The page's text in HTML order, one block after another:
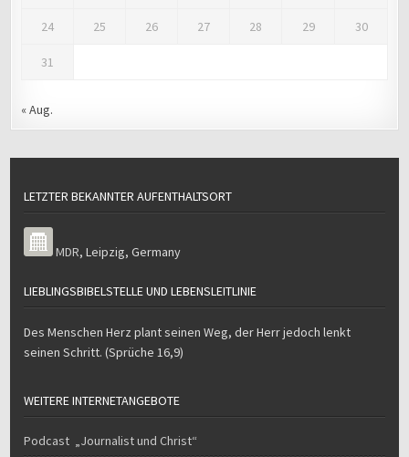
24 25 26 27 28 29 30
31
« Aug.
LETZTER BEKANNTER AUFENTHALTSORT
MDR,Leipzig,Germany
LIEBLINGSBIBELSTELLE UND LEBENSLEITLINIE
Des Menschen Herz plant seinen Weg, der Herr jedoch lenkt
seinen Schritt. (Sprüche 16,9)
WEITERE INTERNETANGEBOTE
Podcast „Journalist und Christ“